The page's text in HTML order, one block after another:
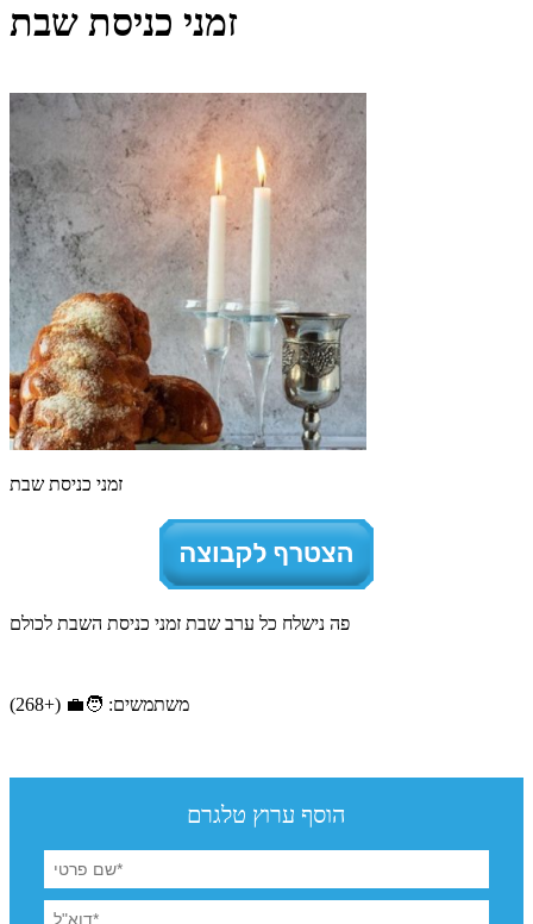
זמני כניסת שבת
זמני כניסת שבת
פה נישלח כל ערב שבת זמני כניסת השבת לכולם
משתמשים: 🧑‍💼 (+268)
הוסף ערוץ טלגרם